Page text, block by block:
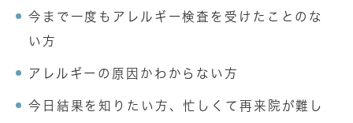
今まで一度もアレルギー検査を受けたことのな
い方
アレルギーの原因かわからない方
今日結果を知りたい方、忙しくて再来院が難し